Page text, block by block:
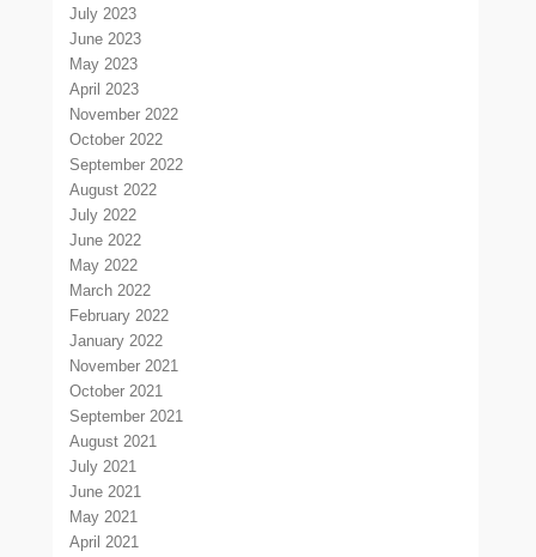
July 2023
June 2023
May 2023
April 2023
November 2022
October 2022
September 2022
August 2022
July 2022
June 2022
May 2022
March 2022
February 2022
January 2022
November 2021
October 2021
September 2021
August 2021
July 2021
June 2021
May 2021
April 2021